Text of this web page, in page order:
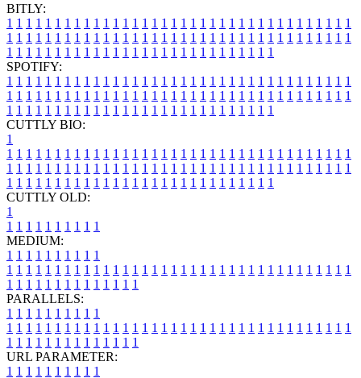
BITLY:
1 1 1 1 1 1 1 1 1 1 1 1 1 1 1 1 1 1 1 1 1 1 1 1 1 1 1 1 1 1 1 1 1 1 1 1
1 1 1 1 1 1 1 1 1 1 1 1 1 1 1 1 1 1 1 1 1 1 1 1 1 1 1 1 1 1 1 1 1 1 1 1
1 1 1 1 1 1 1 1 1 1 1 1 1 1 1 1 1 1 1 1 1 1 1 1 1 1 1 1
SPOTIFY:
1 1 1 1 1 1 1 1 1 1 1 1 1 1 1 1 1 1 1 1 1 1 1 1 1 1 1 1 1 1 1 1 1 1 1 1
1 1 1 1 1 1 1 1 1 1 1 1 1 1 1 1 1 1 1 1 1 1 1 1 1 1 1 1 1 1 1 1 1 1 1 1
1 1 1 1 1 1 1 1 1 1 1 1 1 1 1 1 1 1 1 1 1 1 1 1 1 1 1 1
CUTTLY BIO:
1
1 1 1 1 1 1 1 1 1 1 1 1 1 1 1 1 1 1 1 1 1 1 1 1 1 1 1 1 1 1 1 1 1 1 1 1
1 1 1 1 1 1 1 1 1 1 1 1 1 1 1 1 1 1 1 1 1 1 1 1 1 1 1 1 1 1 1 1 1 1 1 1
1 1 1 1 1 1 1 1 1 1 1 1 1 1 1 1 1 1 1 1 1 1 1 1 1 1 1 1
CUTTLY OLD:
1
1 1 1 1 1 1 1 1 1 1
MEDIUM:
1 1 1 1 1 1 1 1 1 1
1 1 1 1 1 1 1 1 1 1 1 1 1 1 1 1 1 1 1 1 1 1 1 1 1 1 1 1 1 1 1 1 1 1 1 1
1 1 1 1 1 1 1 1 1 1 1 1 1 1
PARALLELS:
1 1 1 1 1 1 1 1 1 1
1 1 1 1 1 1 1 1 1 1 1 1 1 1 1 1 1 1 1 1 1 1 1 1 1 1 1 1 1 1 1 1 1 1 1 1
1 1 1 1 1 1 1 1 1 1 1 1 1 1
URL PARAMETER:
1 1 1 1 1 1 1 1 1 1